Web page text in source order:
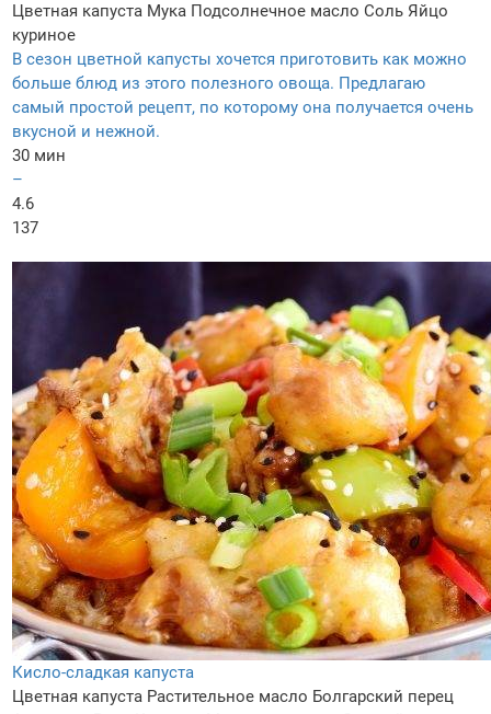
Цветная капуста Мука Подсолнечное масло Соль Яйцо
куриное
В сезон цветной капусты хочется приготовить как можно
больше блюд из этого полезного овоща. Предлагаю
самый простой рецепт, по которому она получается очень
вкусной и нежной.
30 мин
–
4.6
137
Кисло-сладкая капуста
Цветная капуста Растительное масло Болгарский перец